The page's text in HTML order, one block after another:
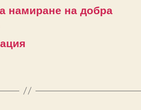
намиране на добра